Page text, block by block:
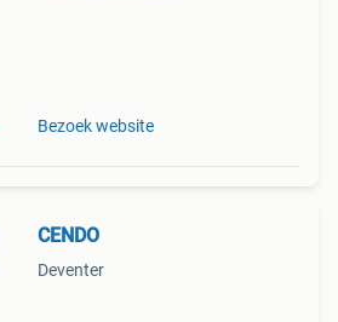
Bezoek website
CENDO
Deventer